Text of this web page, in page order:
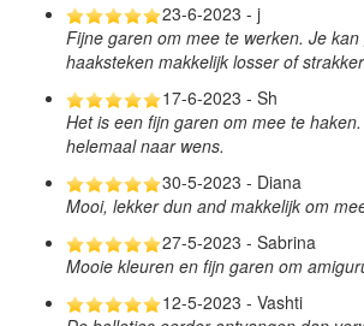
23-6-2023 - j
Fijne garen om mee te werken. Je
haaksteken makkelijk losser of
17-6-2023 - Sh
Het is een fijn garen om mee te
helemaal naar wens.
30-5-2023 - Diana
Mooi, lekker dun and makkelijk om
27-5-2023 - Sabrina
Mooie kleuren en fijn garen om
12-5-2023 - Vashti